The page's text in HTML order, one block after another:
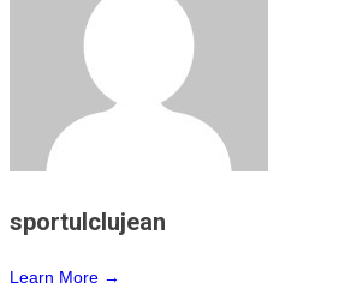
sportulclujean
Learn More →